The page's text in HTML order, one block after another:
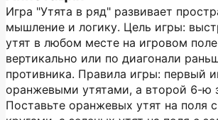
Игра "Утята в ряд" развивает
мышление и логику. Цель игры:
утят в любом месте на игровом поле
вертикально или по диагонали
противника. Правила игры: первый
оранжевыми утятами, а второй 6-ю
Поставьте оранжевых утят на поля